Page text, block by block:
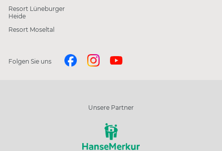
Resort Lüneburger
Heide
Resort Moseltal
Folgen Sie uns
Unsere Partner